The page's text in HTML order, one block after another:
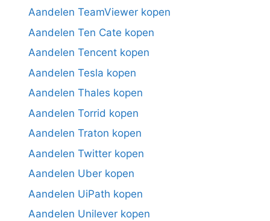
Aandelen TeamViewer kopen
Aandelen Ten Cate kopen
Aandelen Tencent kopen
Aandelen Tesla kopen
Aandelen Thales kopen
Aandelen Torrid kopen
Aandelen Traton kopen
Aandelen Twitter kopen
Aandelen Uber kopen
Aandelen UiPath kopen
Aandelen Unilever kopen